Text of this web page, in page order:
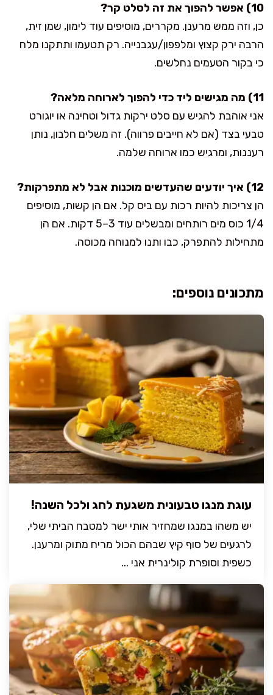
10) אפשר להפוך את זה לסלט קר?
כן, וזה ממש מרענן. מקררים, מוסיפים עוד לימון, שמן זית,
הרבה ירק קצוץ ומלפפון/עגבנייה. רק תטעמו ותתקנו מלח
כי בקור הטעמים נחלשים.
11) מה מגישים ליד כדי להפוך לארוחה מלאה?
אני אוהבת להגיש עם סלט ירקות גדול וטחינה או יוגורט
טבעי בצד (אם לא חייבים פרווה). זה משלים חלבון, נותן
רעננות, ומרגיש כמו ארוחה שלמה.
12) איך יודעים שהעדשים מוכנות אבל לא מתפרקות?
הן צריכות להיות רכות עם ביס קל. אם הן קשות, מוסיפים
1/4 כוס מים רותחים ומבשלים עוד 3–5 דקות. אם הן
מתחילות להתפרק, כבו ותנו למנוחה מכוסה.
מתכונים נוספים:
עוגת מנגו טבעונית משגעת לחג ולכל השנה!
יש משהו במנגו שמחזיר אותי ישר למטבח הביתי שלי,
לרגעים של סוף קיץ שבהם הכול מריח מתוק ומרענן.
כשפית וסופרת קולינרית אני ...